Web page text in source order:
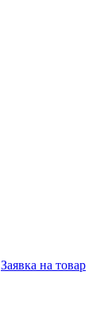
Заявка на товар